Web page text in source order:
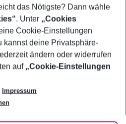
das Nötigste? Dann wähle
. Unter „Cookies
Cookie-Einstellungen
kannst deine Privatsphäre-
ändern oder widerrufen
auf „Cookie-Einstellungen
Impressum